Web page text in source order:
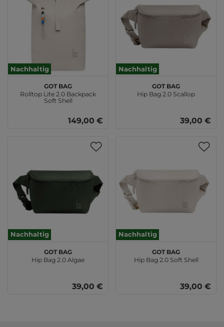
Nachhaltig
GOT BAG
Rolltop Lite 2.0 Backpack
Soft Shell
149,00 €
Nachhaltig
GOT BAG
Hip Bag 2.0 Scallop
39,00 €
Nachhaltig
GOT BAG
Hip Bag 2.0 Algae
39,00 €
Nachhaltig
GOT BAG
Hip Bag 2.0 Soft Shell
39,00 €